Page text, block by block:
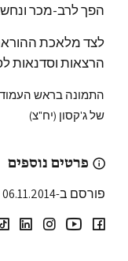
הפך לרב-מכר
לצד מלאכת
הרצאות וסדנאות
של ג'קסון (יח"צ)
פרטים נוספים
פורסם ב-06.11.2014